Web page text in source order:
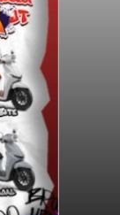
asal
di